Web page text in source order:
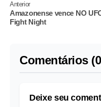
Anterior
Amazonense vence NO
Fight Night
Comentários
Deixe seu